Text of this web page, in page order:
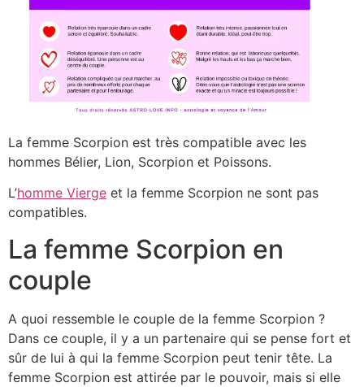
La femme Scorpion est très compatible avec les
hommes Bélier, Lion, Scorpion et Poissons.
L’homme Vierge et la femme Scorpion ne sont pas
compatibles.
La femme Scorpion en
couple
A quoi ressemble le couple de la femme Scorpion ?
Dans ce couple, il y a un partenaire qui se pense fort et
sûr de lui à qui la femme Scorpion peut tenir tête. La
femme Scorpion est attirée par le pouvoir, mais si elle